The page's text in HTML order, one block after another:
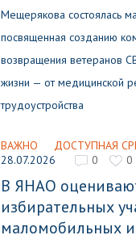
Мещерякова состоялась
посвященная созданию
возвращения ветеранов
жизни — от медицинской
трудоустройства
ВАЖНО
ДОСТУПНАЯ
28.07.2026
0 0
В ЯНАО
избирательных
маломобильных